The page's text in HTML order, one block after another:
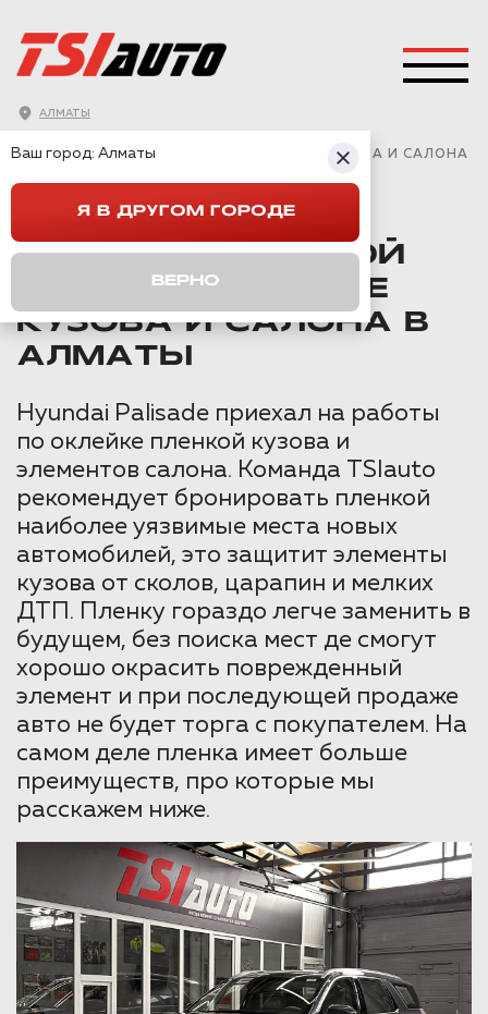
АЛМАТЫ
ОКЛЕЙКА ПЛЕНКОЙ HYUNDAI PALISADE КУЗОВА И САЛОНА
ОКЛЕЙКА ПЛЕНКОЙ
HYUNDAI PALISADE
КУЗОВА И САЛОНА В
АЛМАТЫ
Hyundai Palisade приехал на работы
по оклейке пленкой кузова и
элементов салона. Команда TSIauto
рекомендует бронировать пленкой
наиболее уязвимые места новых
автомобилей, это защитит элементы
кузова от сколов, царапин и мелких
ДТП. Пленку гораздо легче заменить в
будущем, без поиска мест де смогут
хорошо окрасить поврежденный
элемент и при последующей продаже
авто не будет торга с покупателем. На
самом деле пленка имеет больше
преимуществ, про которые мы
расскажем ниже.
Ваш город: Алматы
Я В ДРУГОМ ГОРОДЕ
ВЕРНО